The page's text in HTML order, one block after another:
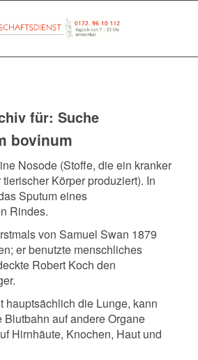
für: Suche
bovinum
Nosode (Stoffe, die ein kranker
Körper produziert). In
Sputum eines
Rindes.
von Samuel Swan 1879
er benutzte menschliches
Robert Koch den
hauptsächlich die Lunge, kann
auf andere Organe
Hirnhäute, Knochen, Haut und